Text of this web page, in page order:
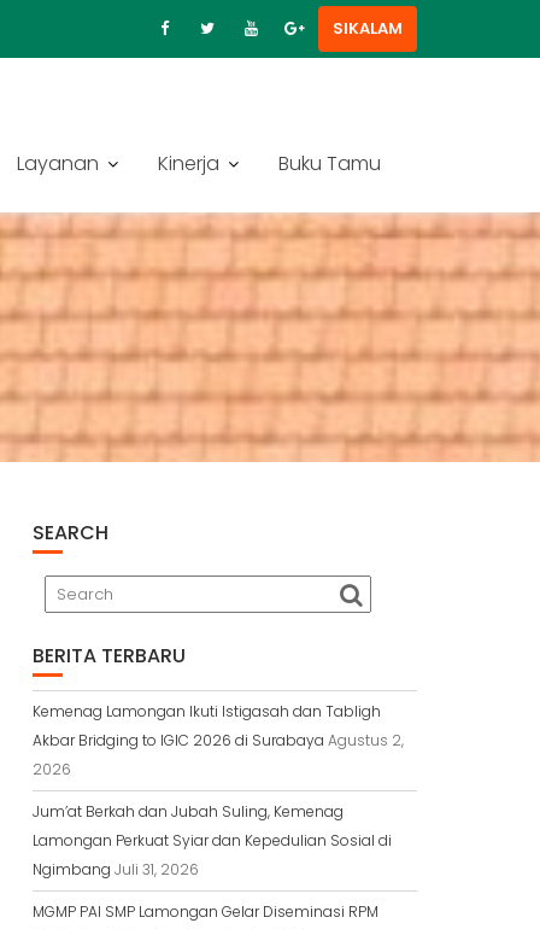
SIKALAM
Layanan Kinerja Buku Tamu
SEARCH
BERITA TERBARU
Kemenag Lamongan Ikuti Istigasah dan Tabligh
Akbar Bridging to IGIC 2026 di Surabaya Agustus 2,
2026
Jum’at Berkah dan Jubah Suling, Kemenag
Lamongan Perkuat Syiar dan Kepedulian Sosial di
Ngimbang Juli 31, 2026
MGMP PAI SMP Lamongan Gelar Diseminasi RPM